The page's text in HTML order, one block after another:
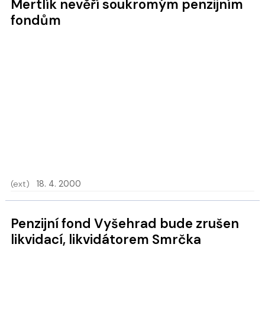
Mertlík nevěří soukromým penzijním
fondům
(ext) 18. 4. 2000
Penzijní fond Vyšehrad bude zrušen
likvidací, likvidátorem Smrčka